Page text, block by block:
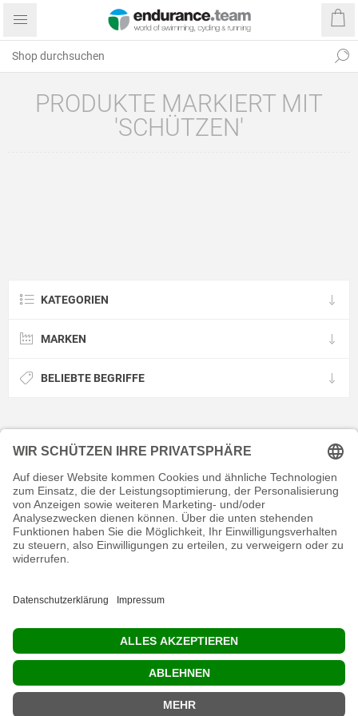
PRODUKTE MARKIERT MIT
'SCHÜTZEN'
KATEGORIEN
MARKEN
BELIEBTE BEGRIFFE
KONTAKT
RECHTLICHES
INFORMATIVES
MEIN KONTO